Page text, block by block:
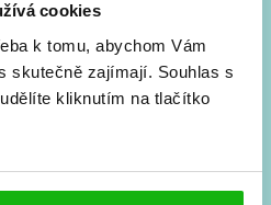
cookies
k tomu, abychom Vám
skutečně zajímají. Souhlas s
kliknutím na tlačítko
zpracování osobních údajů